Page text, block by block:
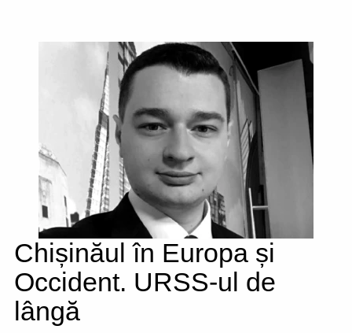
Chișinăul în Europa și
Occident. URSS-ul de
lângă